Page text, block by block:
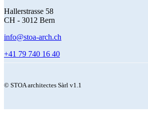
Hallerstrasse 58
CH - 3012 Bern
info@stoa-arch.ch
+41 79 740 16 40
© STOA architectes Sàrl v1.1